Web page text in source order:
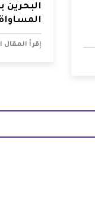
إقرأ المقال